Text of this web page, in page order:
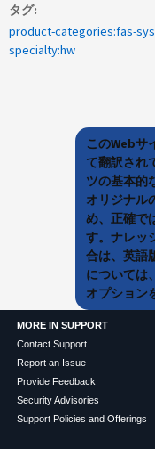
タグ
specialty:hw
このWebサ
て翻訳され
ツの基本的
オリジナル
め、正確で
す。ナレッ
合は、英語
については
オプション
MORE IN SUPPORT
Contact Support
Report an Issue
Provide Feedback
Security Advisories
Support Policies and Offerings